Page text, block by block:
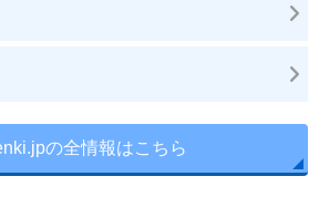
の全情報はこちら